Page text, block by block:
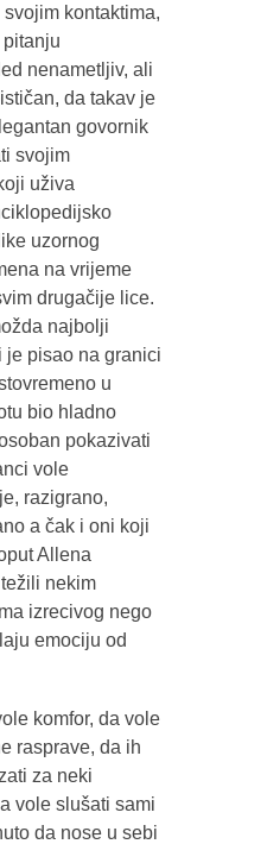
kontaktima,
nenametljiv, ali
da takav je
govornik
svojim
uživa
uzornog
na vrijeme
drugačije lice.
najbolji
je pisao na granici
u
bio hladno
pokazivati
vole
razigrano,
a čak i oni koji
Allena
nekim
izrecivog nego
emociju od
komfor, da vole
rasprave, da ih
za neki
vole slušati sami
da nose u sebi